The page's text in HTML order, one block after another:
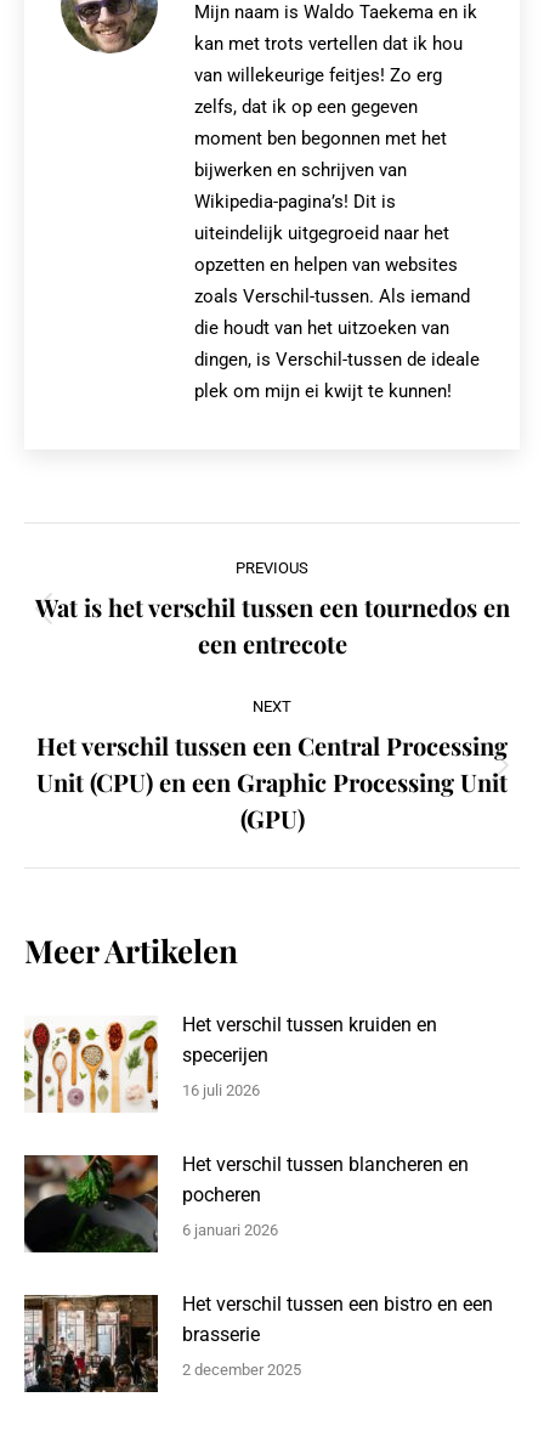
Mijn naam is Waldo Taekema en ik
kan met trots vertellen dat ik hou
van willekeurige feitjes! Zo erg
zelfs, dat ik op een gegeven
moment ben begonnen met het
bijwerken en schrijven van
Wikipedia-pagina’s! Dit is
uiteindelijk uitgegroeid naar het
opzetten en helpen van websites
zoals Verschil-tussen. Als iemand
die houdt van het uitzoeken van
dingen, is Verschil-tussen de ideale
plek om mijn ei kwijt te kunnen!
navigation
PREVIOUS
Previous
post:
Wat is het verschil tussen een tournedos en
een entrecote
NEXT
Next
post:
Het verschil tussen een Central Processing
Unit (CPU) en een Graphic Processing Unit
(GPU)
Meer Artikelen
Het verschil tussen kruiden en
specerijen
16 juli 2026
Het verschil tussen blancheren en
pocheren
6 januari 2026
Het verschil tussen een bistro en een
brasserie
2 december 2025